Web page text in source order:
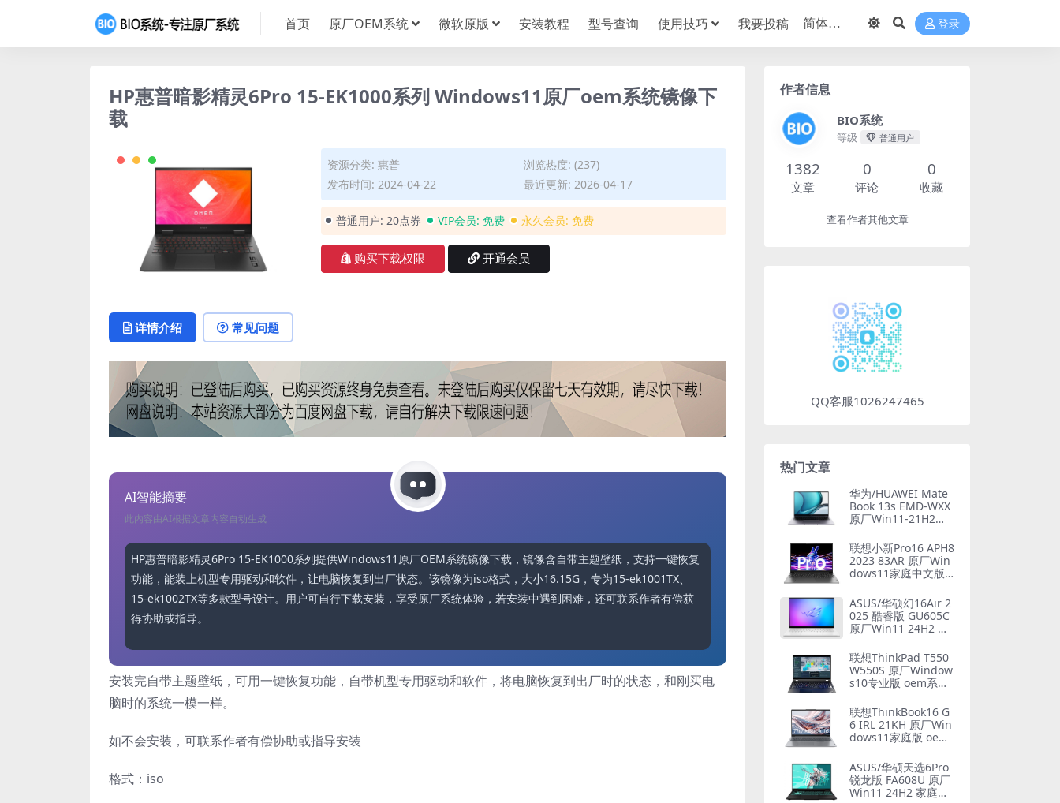
首页 原厂OEM系统 微软原版 安装教程 型号查询 使用技巧 我要投稿 登录
HP惠普暗影精灵6Pro 15-EK1000系列 Windows11原厂oem系统镜像下
载
资源分类: 惠普
浏览热度: (237)
发布时间: 2024-04-22
最近更新: 2026-04-17
普通用户: 20点券 VIP会员: 免费 永久会员: 免费
购买下载权限 开通会员
详情介绍 常见问题
AI智能摘要
此内容由AI根据文章内容自动生成
HP惠普暗影精灵6Pro 15-EK1000系列提供Windows11原厂OEM系统镜像下载，镜像含自带主题壁纸，支持一键恢复
功能，能装上机型专用驱动和软件，让电脑恢复到出厂状态。该镜像为iso格式，大小16.15G，专为15-ek1001TX、
15-ek1002TX等多款型号设计。用户可自行下载安装，享受原厂系统体验，若安装中遇到困难，还可联系作者有偿获
得协助或指导。
安装完自带主题壁纸，可用一键恢复功能，自带机型专用驱动和软件，将电脑恢复到出厂时的状态，和刚买电
脑时的系统一模一样。
如不会安装，可联系作者有偿协助或指导安装
格式：iso
作者信息
BIO系统
等级 普通用户
1382
文章
0
评论
0
收藏
查看作者其他文章
QQ客服1026247465
热门文章
华为/HUAWEI Mate
Book 13s EMD-WXX
原厂Win11-21H2系
能还原
联想小新Pro16 APH8
2023 83AR 原厂Win
dows11家庭中文版
统
ASUS/华硕幻16Air 2
025 酷睿版 GU605C
原厂Win11 24H2 家
带ASUS Recovery恢
复
联想ThinkPad T550
W550S 原厂Window
s10专业版 oem系统
联想ThinkBook16 G
6 IRL 21KH 原厂Win
dows11家庭版 oem
ASUS/华硕天选6Pro
锐龙版 FA608U 原厂
Win11 24H2 家庭版